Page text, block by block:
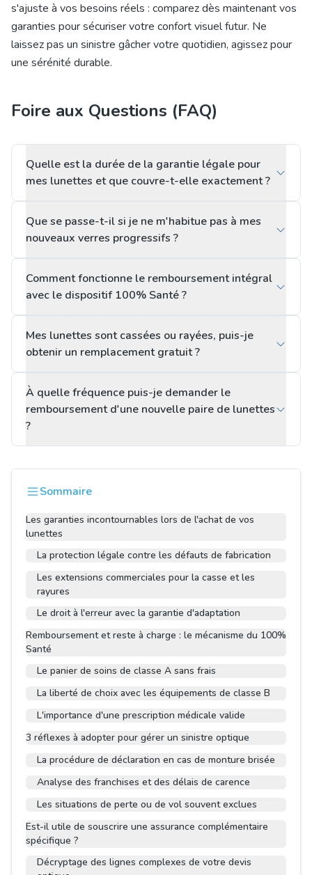
s'ajuste à vos besoins réels : comparez dès maintenant vos
garanties pour sécuriser votre confort visuel futur. Ne
laissez pas un sinistre gâcher votre quotidien, agissez pour
une sérénité durable.
Foire aux Questions (FAQ)
Quelle est la durée de la garantie légale pour
mes lunettes et que couvre-t-elle exactement ?
Que se passe-t-il si je ne m'habitue pas à mes
nouveaux verres progressifs ?
Comment fonctionne le remboursement intégral
avec le dispositif 100% Santé ?
Mes lunettes sont cassées ou rayées, puis-je
obtenir un remplacement gratuit ?
À quelle fréquence puis-je demander le
remboursement d'une nouvelle paire de lunettes
?
Sommaire
Les garanties incontournables lors de l'achat de vos
lunettes
La protection légale contre les défauts de fabrication
Les extensions commerciales pour la casse et les
rayures
Le droit à l'erreur avec la garantie d'adaptation
Remboursement et reste à charge : le mécanisme du 100%
Santé
Le panier de soins de classe A sans frais
La liberté de choix avec les équipements de classe B
L'importance d'une prescription médicale valide
3 réflexes à adopter pour gérer un sinistre optique
La procédure de déclaration en cas de monture brisée
Analyse des franchises et des délais de carence
Les situations de perte ou de vol souvent exclues
Est-il utile de souscrire une assurance complémentaire
spécifique ?
Décryptage des lignes complexes de votre devis